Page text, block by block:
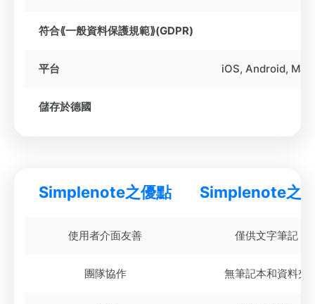
符合⟪一般資料保護規範⟫(GDPR)
平台 iOS, Android,
儲存於德國
Simplenote之優點 Simplenote之
使用者介面友善 僅供文字筆記
團隊協作 無筆記本和資料夾